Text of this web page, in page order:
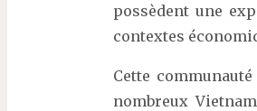
possèdent une
contextes
Cette
nombreux